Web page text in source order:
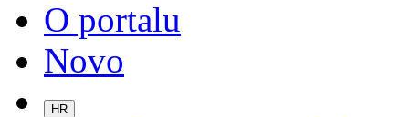
O portalu
Novo
HR